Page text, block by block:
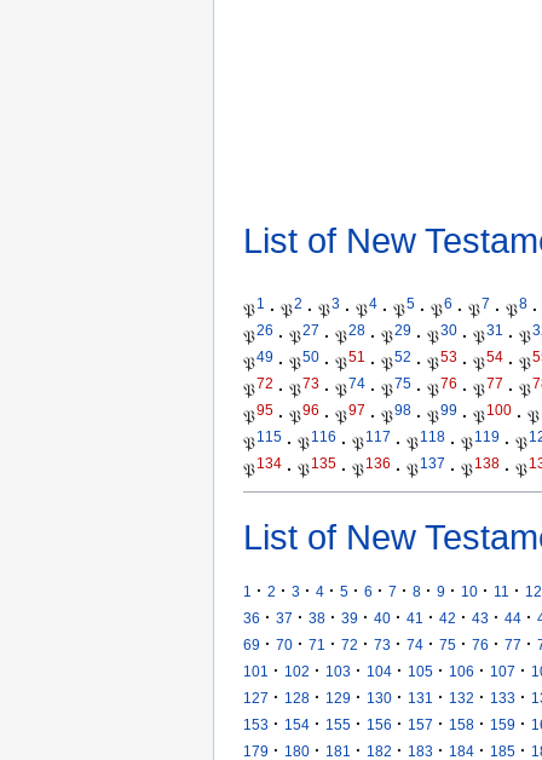
List of New
𝔓1 · 𝔓2 · 𝔓3 · 𝔓4 · 𝔓5 · 𝔓6 · 𝔓7 · 𝔓8 ·
𝔓26 · 𝔓27 · 𝔓28 · 𝔓29 · 𝔓30 · 𝔓31 · 𝔓
𝔓49 · 𝔓50 · 𝔓51 · 𝔓52 · 𝔓53 · 𝔓54 · 𝔓
𝔓72 · 𝔓73 · 𝔓74 · 𝔓75 · 𝔓76 · 𝔓77 · 𝔓
𝔓95 · 𝔓96 · 𝔓97 · 𝔓98 · 𝔓99 · 𝔓100 · 𝔓
𝔓115 · 𝔓116 · 𝔓117 · 𝔓118 · 𝔓119 · 𝔓
𝔓134 · 𝔓135 · 𝔓136 · 𝔓137 · 𝔓138 · 𝔓
List of New
1 · 2 · 3 · 4 · 5 · 6 · 7 · 8 · 9 · 10 · 11 · 12
36 · 37 · 38 · 39 · 40 · 41 · 42 · 43 · 44 ·
69 · 70 · 71 · 72 · 73 · 74 · 75 · 76 · 77 ·
101
· 102 · 103 · 104 · 105 · 106 · 107 ·
127 · 128 · 129 · 130 · 131 · 132 · 133 ·
153 · 154 · 155 · 156 · 157 · 158 · 159 ·
179 · 180 · 181 · 182 · 183 · 184 · 185 ·